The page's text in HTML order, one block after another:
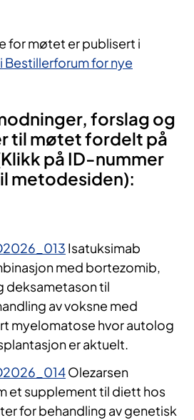
for møtet er publisert i
Bestillerforum for nye
forslag og
til møtet fordelt på
på ID-nummer
metodesiden):
Isatuksimab
med bortezomib,
deksametason til
av voksne med
myelomatose hvor autolog
er aktuelt.
Olezarsen
et supplement til diett hos
for behandling av genetisk